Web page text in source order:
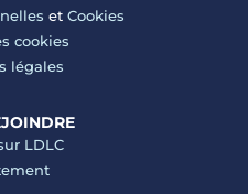
et Cookies
cookies
légales
LDLC